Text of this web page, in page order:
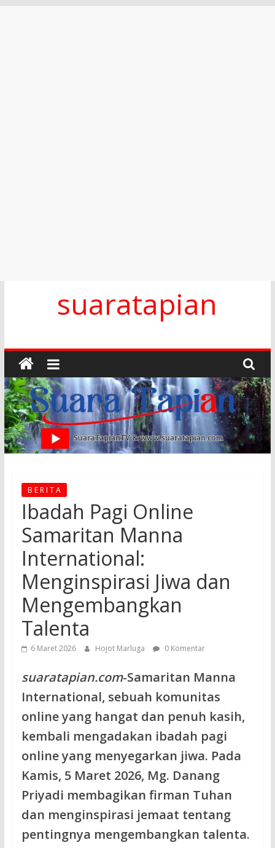
suaratapian
B E R I T A
Ibadah Pagi Online
Samaritan Manna
International:
Menginspirasi Jiwa dan
Mengembangkan
Talenta
6 Maret 2026 Hojot Marluga 0 Komentar
suaratapian.com-Samaritan Manna
International, sebuah komunitas
online yang hangat dan penuh kasih,
kembali mengadakan ibadah pagi
online yang menyegarkan jiwa. Pada
Kamis, 5 Maret 2026, Mg. Danang
Priyadi membagikan firman Tuhan
dan menginspirasi jemaat tentang
pentingnya mengembangkan talenta.